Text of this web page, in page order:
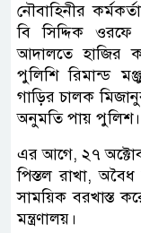
নৌবাহিনীর
বি সিদ্দিক
আদালতে হাজির
পুলিশি রিমান্ড
গাড়ির চালক
অনুমতি পায় পুলিশ।
এর আগে, ২৭
পিস্তল রাখা, অবৈধ
সাময়িক বরখাস্ত
মন্ত্রণালয়।